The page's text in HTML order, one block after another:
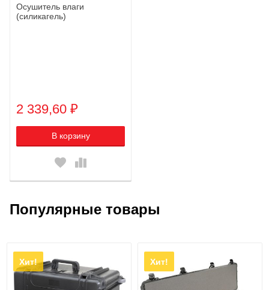
Осушитель влаги
(силикагель)
2 339,60 ₽
В корзину
Популярные товары
Хит! Хит!